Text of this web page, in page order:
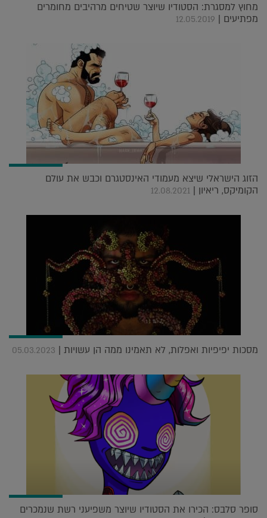
מחוץ למסגרת: הסטודיו שיוצר שטיחים מרהיבים מחומרים
מפתיעים | 12.05.2019
הזוג הישראלי שיצא מעמודי האינסטגרם וכבש את עולם
הקומיקס, ריאיון | 12.08.2021
מסכות יפיפיות ואפלות, לא תאמינו ממה הן עשויות | 05.03.2023
סופר סלבס: הכירו את הסטודיו שיוצר משפיעני רשת שנמכרים